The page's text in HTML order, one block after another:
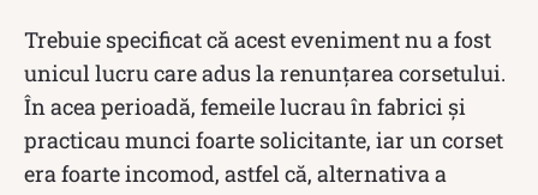
Trebuie specificat că acest eveniment nu a fost
unicul lucru care adus la renunțarea corsetului.
În acea perioadă, femeile lucrau în fabrici și
practicau munci foarte solicitante, iar un corset
era foarte incomod, astfel că, alternativa a